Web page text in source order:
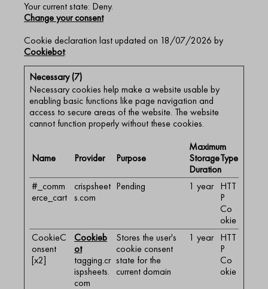
Your current state: Deny.
Change your consent
Cookie declaration last updated on 18/07/2026 by
Cookiebot:
Necessary (7)
Necessary cookies help make a website usable by
enabling basic functions like page navigation and
access to secure areas of the website. The website
cannot function properly without these cookies.
Name Provider Purpose
Maximum
Storage
Duration
Type
#_comm
erce_cart
crispsheet
s.com
Pending 1 year
HTT
P
Co
okie
CookieC
onsent
[x2]
Cookieb
ot
tagging.cr
ispsheets.
com
Stores the user's
cookie consent
state for the
current domain
1 year
HTT
P
Co
okie